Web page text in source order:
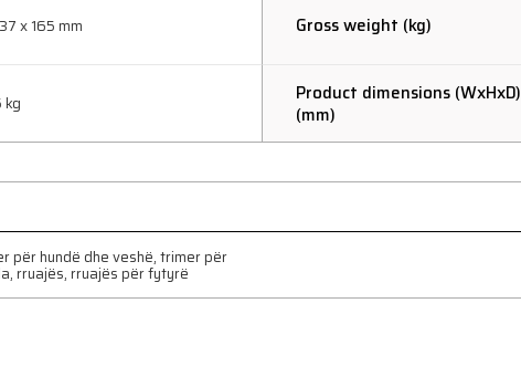
x 165 mm Gross weight (kg)
kg
Product dimensions (WxHxD)
(mm)
për hundë dhe veshë, trimer për
rruajës, rruajës për fytyrë